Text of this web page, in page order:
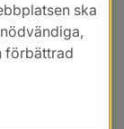
ska
förbättrad